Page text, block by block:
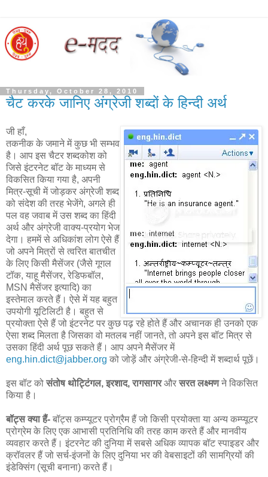
Thursday, October 28, 2010
चैट करके जानिए अंग्रेजी शब्दों के हिन्दी अर्थ
जी हाँ,
तकनीक के जमाने में कुछ भी सम्भव
है। आप इस चैटर शब्दकोश को
जिसे इंटरनेट बॉट के माध्यम से
विकसित किया गया है, अपनी
मित्र-सूची में जोड़कर अंग्रेजी शब्द
को संदेश की तरह भेजेंगे, अगले ही
पल वह जवाब में उस शब्द का हिंदी
अर्थ और अंग्रेजी वाक्य-प्रयोग भेज
देगा। हममें से अधिकांश लोग ऐसे हैं
जो अपने मित्रों से त्वरित बातचीत
के लिए किसी मैसेंजर (जैसे गूगल
टॉक, याहू मैसेंजर, रेडिफबॉल,
MSN मैसेंजर इत्यादि) का
इस्तेमाल करते हैं। ऐसे में यह बहुत
उपयोगी यूटिलिटी है। बहुत से
प्रयोक्ता ऐसे हैं जो इंटरनेट पर कुछ पढ़ रहे होते हैं और अचानक ही उनको एक
ऐसा शब्द मिलता है जिसका वो मतलब नहीं जानते, तो अपने इस बॉट मित्र से
उसका हिंदी अर्थ पूछ सकते हैं। आप अपने मैसेंजर में
eng.hin.dict@jabber.org को जोड़ें और अंग्रेजी-से-हिन्दी में शब्दार्थ पूछें।
इस बॉट कोसंतोष थोट्टिंगल, इरशाद, रागसागरऔरसरत लक्ष्मणने विकसित
किया है।
बॉट्स क्या हैं- बॉट्स कम्प्यूटर प्रोग्रैम हैं जो किसी प्रयोक्ता या अन्य कम्प्यूटर
प्रोग्रेम के लिए एक आभासी प्रतिनिधि की तरह काम करते हैं और मानवीय
व्यवहार करते हैं। इंटरनेट की दुनिया में सबसे अधिक व्यापक बॉट स्पाइडर और
क्रॉवलर हैं जो सर्च-इंजनों के लिए दुनिया भर की वेबसाइटों की सामग्रियों की
इंडेक्सिंग (सूची बनाना) करते हैं।